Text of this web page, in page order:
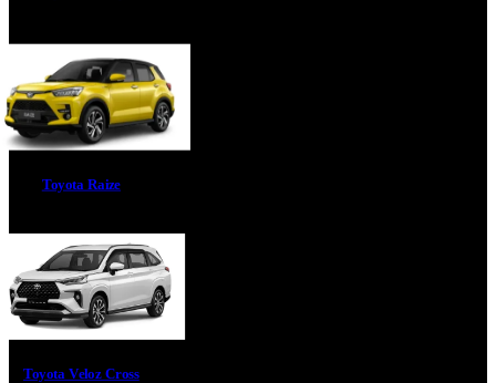
Toyota Raize
Toyota Veloz Cross